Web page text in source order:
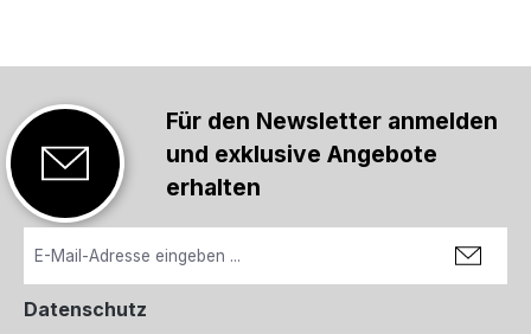
Für den Newsletter anmelden
und exklusive Angebote
erhalten
Datenschutz